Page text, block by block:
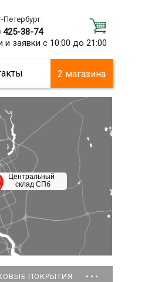
Петербург
425-38-74
и заявки с 10:00 до 21:00
2 магазина
Центральный
склад СПб
ПОКРЫТИЯ ...